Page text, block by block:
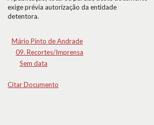
exige prévia autorização da entidade
detentora.
Mário Pinto de Andrade
09. Recortes/Imprensa
Sem data
Citar Documento